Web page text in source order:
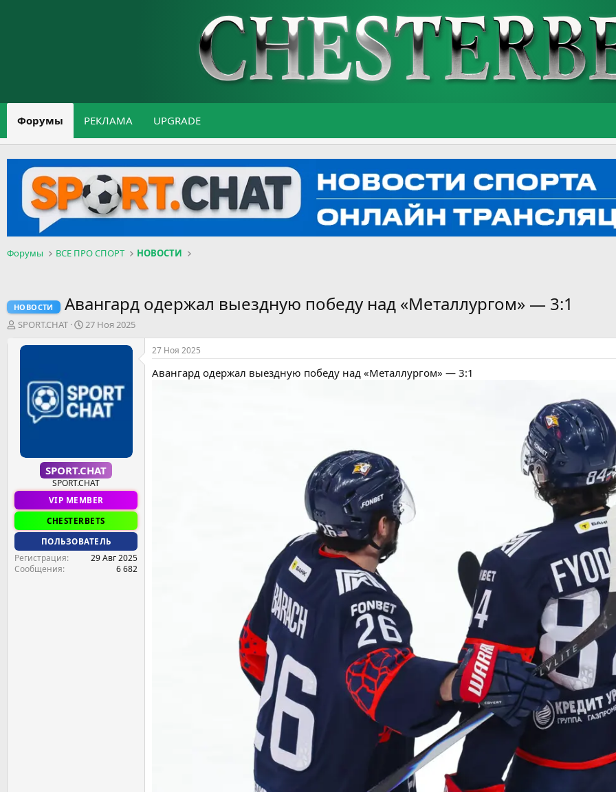
Форумы РЕКЛАМА UPGRADE
Форумы ВСЕ ПРО СПОРТ НОВОСТИ
НОВОСТИ Авангард одержал выездную победу над «Металлургом» — 3:1
А
т
SPORT.CHAT
Д
т
а
ч
а
27 Ноя 2025
SPORT.CHAT
SPORT.CHAT
VIP MEMBER
CHESTERBETS
ПОЛЬЗОВАТЕЛЬ
Регистрация
29 Авг 2025
Сообщения
6 682
27 Ноя 2025
Авангард одержал выездную победу над «Металлургом» — 3:1